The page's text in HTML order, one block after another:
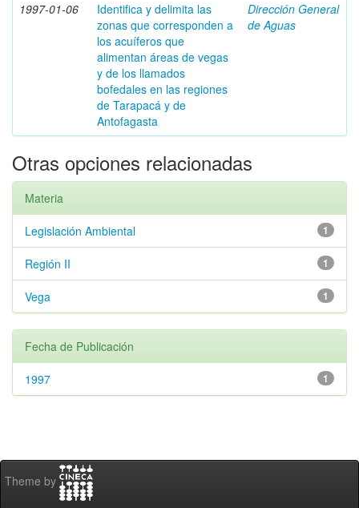
1997-01-06
Identifica y delimita las
zonas que corresponden a
los acuíferos que
alimentan áreas de vegas
y de los llamados
bofedales en las regiones
de Tarapacá y de
Antofagasta
Dirección General
de Aguas
Otras opciones relacionadas
Materia
1
Legislación Ambiental
1
Región II
1
Vega
Fecha de Publicación
1
1997
Theme by